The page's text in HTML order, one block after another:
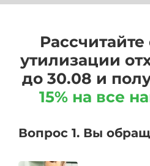
утилизации
до 30.08 и
15% на все
Вопрос 1. Вы